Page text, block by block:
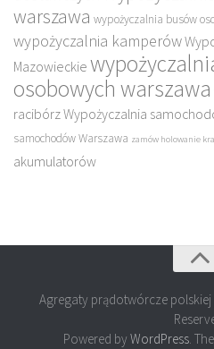
warszawa wypożyczalnia busów
wypożyczalnia kamperów
Mazowieckie
osobowych warszawa
racibórzWypożyczalnia
samochodów Warszawa zamów holowanie
akumulatorów
Agregaty prądotwórcze
Powered by WordPress.